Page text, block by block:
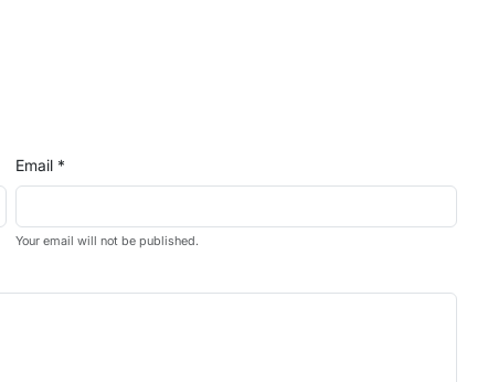
Email *
Your email will not be published.